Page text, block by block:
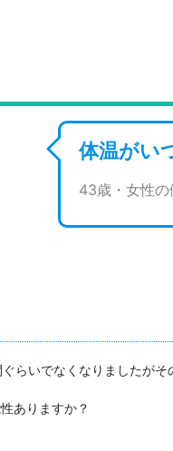
体温がい
43歳・女性の
らいでなくなりましたが
ありますか？